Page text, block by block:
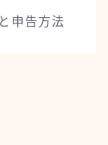
申告方法